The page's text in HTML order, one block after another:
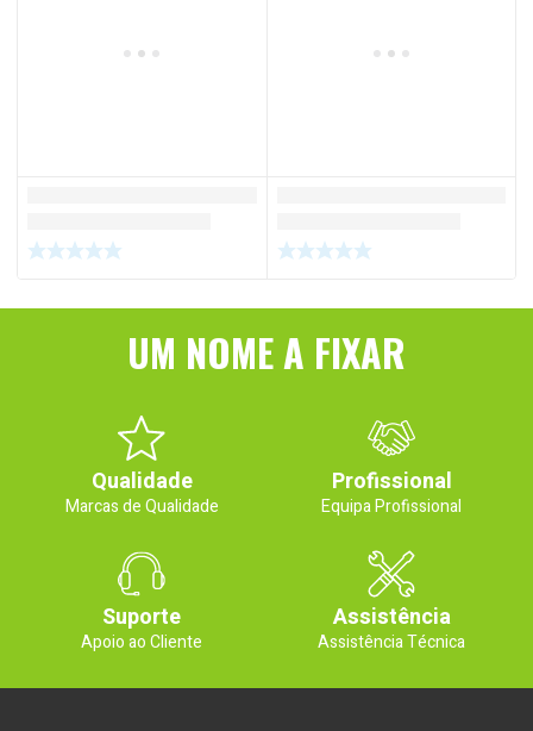
UM NOME A FIXAR
Qualidade
Marcas de Qualidade
Profissional
Equipa Profissional
Suporte
Apoio ao Cliente
Assistência
Assistência Técnica